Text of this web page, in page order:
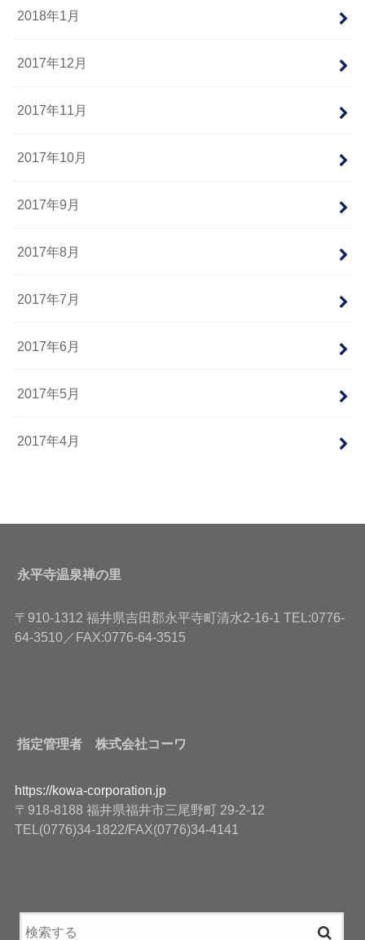
2018年1月
2017年12月
2017年11月
2017年10月
2017年9月
2017年8月
2017年7月
2017年6月
2017年5月
2017年4月
永平寺温泉禅の里
〒910-1312 福井県吉田郡永平寺町清水2-16-1 TEL:0776-
64-3510／FAX:0776-64-3515
指定管理者 株式会社コーワ
https://kowa-corporation.jp
〒918-8188 福井県福井市三尾野町 29-2-12
TEL(0776)34-1822/FAX(0776)34-4141